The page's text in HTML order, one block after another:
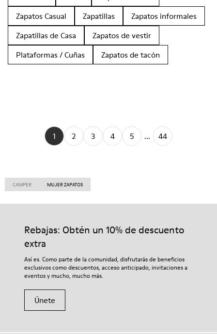
Zapatos Casual
Zapatillas
Zapatos informales
Zapatillas de Casa
Zapatos de vestir
Plataformas / Cuñas
Zapatos de tacón
1 2 3 4 5 ... 44
CAMPER MUJER ZAPATOS
Rebajas: Obtén un 10% de descuento
extra
Así es. Como parte de la comunidad, disfrutarás de beneficios
exclusivos como descuentos, acceso anticipado, invitaciones a
eventos y mucho, mucho más.
Únete